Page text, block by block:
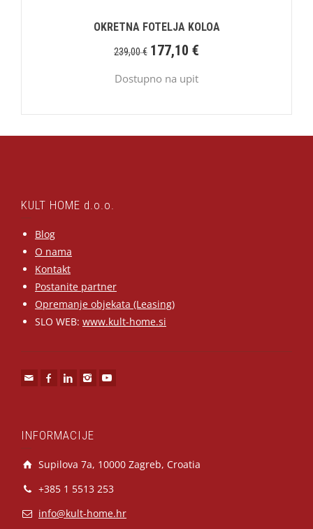
OKRETNA FOTELJA KOLOA
239,00€ 177,10 €
Dostupno na upit
KULT HOME d.o.o.
Blog
O nama
Kontakt
Postanite partner
Opremanje objekata (Leasing)
SLO WEB: www.kult-home.si
INFORMACIJE
Supilova 7a, 10000 Zagreb, Croatia
+385 1 5513 253
info@kult-home.hr